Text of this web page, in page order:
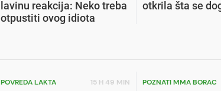
lavinu reakcija: Neko treba
otpustiti ovog idiota
otkrila šta se
POVREDA LAKTA 15 H 49 MIN POZNATI MMA BORAC